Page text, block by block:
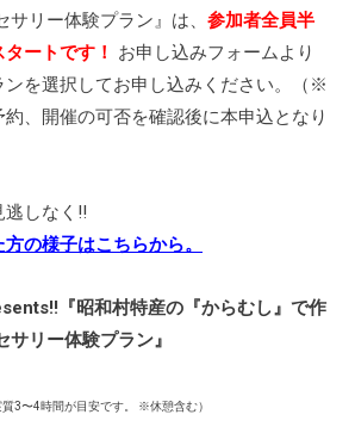
サリー体験プラン』は、 参加者全員半
ートです！
お申し込みフォームより
ンを選択してお申し込みください。（※
、開催の可否を確認後に本申込となり
しなく!!
の様子はこちらから。
『昭和村特産の『からむし』で作
リー体験プラン』
3〜4時間が目安です。 ※休憩含む）